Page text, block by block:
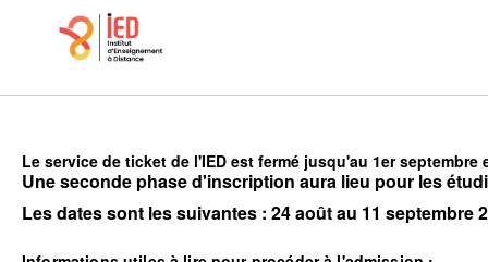
Le service de ticket de l'IED est fermé jusqu'au 1er
Une seconde phase d'inscription aura lieu pour les
Les dates sont les suivantes : 24 août au 11 septembre